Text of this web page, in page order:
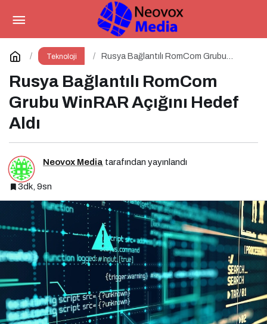
Teknoloji
Rusya Bağlantılı RomCom Grubu
Rusya Bağlantılı RomCom
Grubu WinRAR Açığını Hedef
Aldı
Neovox Media tarafından yayınlandı
3dk, 9sn
YouTube Video İndirme Rehberi
Yorum Yap